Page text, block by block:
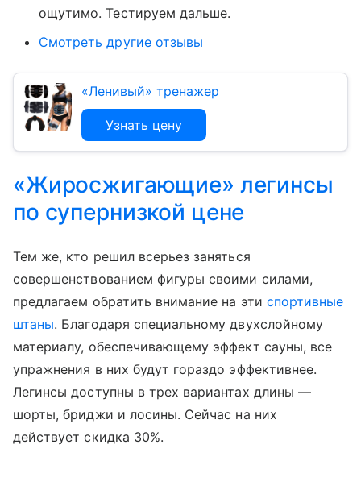
ощутимо. Тестируем дальше.
Смотреть другие отзывы
«Ленивый» тренажер
Узнать цену
«Жиросжигающие» легинсы
по супернизкой цене
Тем же, кто решил всерьез заняться
совершенствованием фигуры своими силами,
предлагаем обратить внимание на эти спортивные
штаны. Благодаря специальному двухслойному
материалу, обеспечивающему эффект сауны, все
упражнения в них будут гораздо эффективнее.
Легинсы доступны в трех вариантах длины —
шорты, бриджи и лосины. Сейчас на них
действует скидка 30%.